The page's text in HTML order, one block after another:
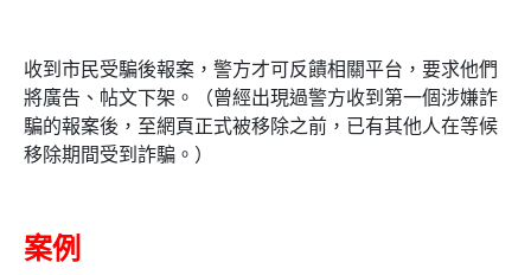
收到市民受騙後報案，警方才可反饋相關平台，要求他們
將廣告、帖文下架。（曾經出現過警方收到第一個涉嫌詐
騙的報案後，至網頁正式被移除之前，已有其他人在等候
移除期間受到詐騙。）
案例